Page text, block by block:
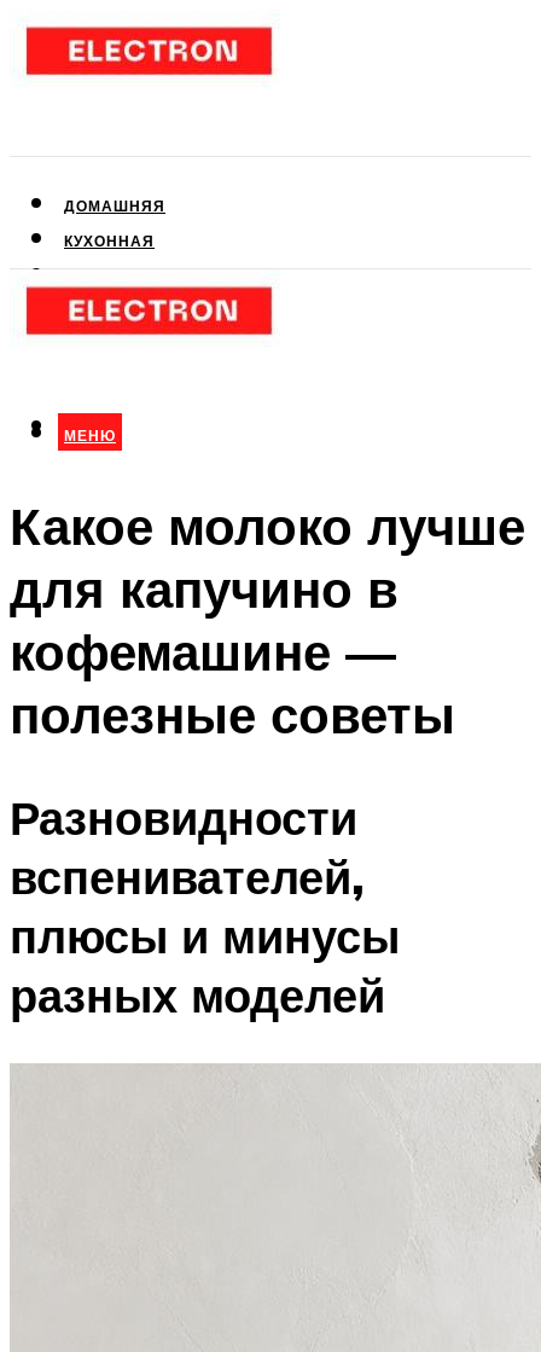
ДОМАШНЯЯ
КУХОННАЯ
КЛИМАТИЧЕСКАЯ
МЕНЮ
МЕНЮ
Какое молоко лучше
для капучино в
кофемашине —
полезные советы
Разновидности
вспенивателей,
плюсы и минусы
разных моделей